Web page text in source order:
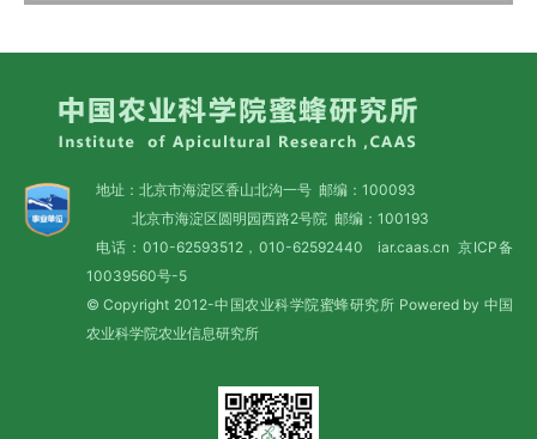
地址：北京市海淀区香山北沟一号 邮编：100093
北京市海淀区圆明园西路2号院 邮编：100193
电话：010-62593512，010-62592440 iar.caas.cn 京ICP备
10039560号-5
© Copyright 2012-中国农业科学院蜜蜂研究所 Powered by 中国
农业科学院农业信息研究所